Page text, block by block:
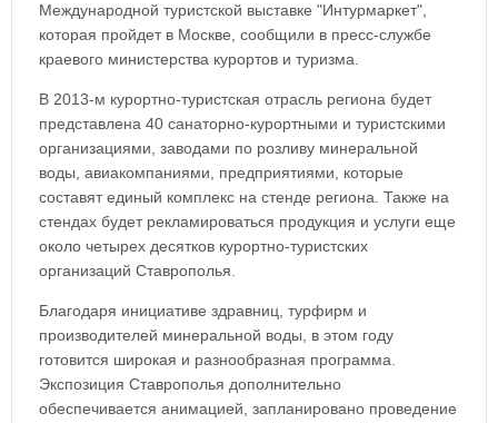
Международной туристской выставке "Интурмаркет",
которая пройдет в Москве, сообщили в пресс-службе
краевого министерства курортов и туризма.
В 2013-м курортно-туристская отрасль региона будет
представлена 40 санаторно-курортными и туристскими
организациями, заводами по розливу минеральной
воды, авиакомпаниями, предприятиями, которые
составят единый комплекс на стенде региона. Также на
стендах будет рекламироваться продукция и услуги еще
около четырех десятков курортно-туристских
организаций Ставрополья.
Благодаря инициативе здравниц, турфирм и
производителей минеральной воды, в этом году
готовится широкая и разнообразная программа.
Экспозиция Ставрополья дополнительно
обеспечивается анимацией, запланировано проведение